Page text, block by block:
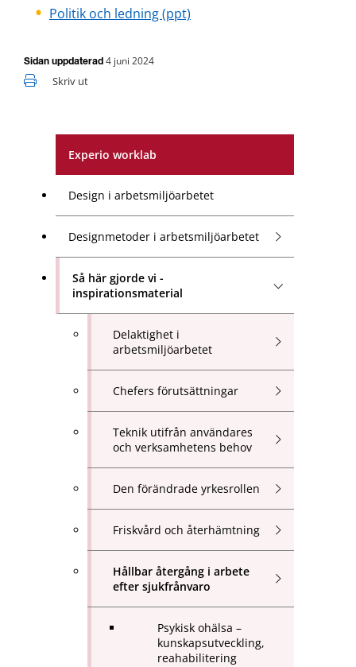
Experio worklab
Design i arbetsmiljöarbetet
Designmetoder i arbetsmiljöarbetet
Så här gjorde vi -
inspirationsmaterial
Delaktighet i
arbetsmiljöarbetet
Chefers förutsättningar
Teknik utifrån användares
och verksamhetens behov
Den förändrade yrkesrollen
Friskvård och återhämtning
Hållbar återgång i arbete
efter sjukfrånvaro
Psykisk ohälsa –
kunskapsutveckling,
reahabilitering
Politik och ledning (ppt)
Sidan uppdaterad 4 juni 2024
Skriv ut